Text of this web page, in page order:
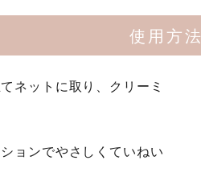
使用方法
ネットに取り、クリーミ
ョンでやさしくていねい